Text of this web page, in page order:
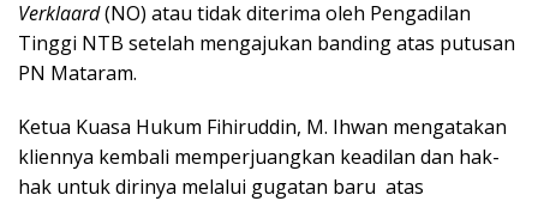
Verklaard(NO) atau tidak diterima oleh Pengadilan
Tinggi NTB setelah mengajukan banding atas putusan
PN Mataram.
Ketua Kuasa Hukum Fihiruddin, M. Ihwan mengatakan
kliennya kembali memperjuangkan keadilan dan hak-
hak untuk dirinya melalui gugatan baru atas